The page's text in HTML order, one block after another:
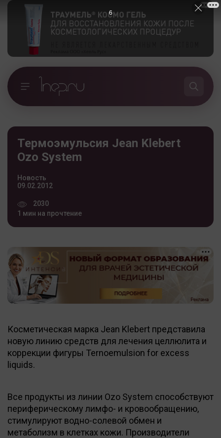
Термоэмульсия Jean Klebert
Ozo System
Новость
09.02.2012
2030
1 мин на прочтение
Косметическая марка Jean Klebert представила
новую линию средств для лечения целлюлита и
коррекции фигуры Ternoemulsion for excess
liquids.
Все продукты из линии Ozo System способствуют
периферическому лимфо- и кровообращению,
стимулируют водно-солевой обмен и
метаболизм в клетках кожи. Производители
5